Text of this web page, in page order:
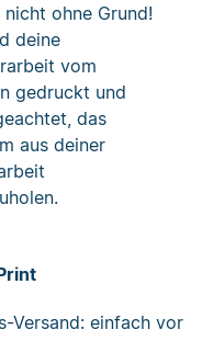
nicht ohne Grund!
deine
vom
gedruckt und
das
aus deiner
Versand: einfach vor